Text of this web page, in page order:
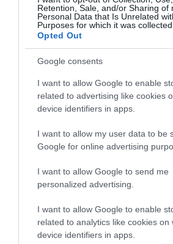
Retention, Sale, and/or Sharing of
Personal Data that Is Unrelated
Purposes for which it was collected.
Opted Out
Google consents
I want to allow Google to enable
related to advertising like cookies
device identifiers in apps.
I want to allow my user data to be
Google for online advertising
I want to allow Google to send me
personalized advertising.
I want to allow Google to enable
related to analytics like cookies on
device identifiers in apps.
különben
kell
globális vezérigazgatója egy
Az Egyesült Királyságban
munkavállaló felmondott a
úgynevezett „nagy felmondás"
mondtak fel, ahol a fiatalok
többségét.
A labda most már határozottan
térfelén van, és a választásuk